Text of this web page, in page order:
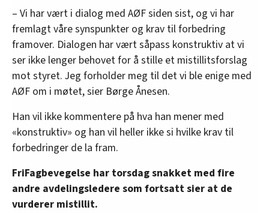
– Vi har vært i dialog med AØF siden sist, og vi har
fremlagt våre synspunkter og krav til forbedring
framover. Dialogen har vært såpass konstruktiv at vi
ser ikke lenger behovet for å stille et mistillitsforslag
mot styret. Jeg forholder meg til det vi ble enige med
AØF om i møtet, sier Børge Ånesen.
Han vil ikke kommentere på hva han mener med
«konstruktiv» og han vil heller ikke si hvilke krav til
forbedringer de la fram.
FriFagbevegelse har torsdag snakket med fire
andre avdelingsledere som fortsatt sier at de
vurderer mistillit.